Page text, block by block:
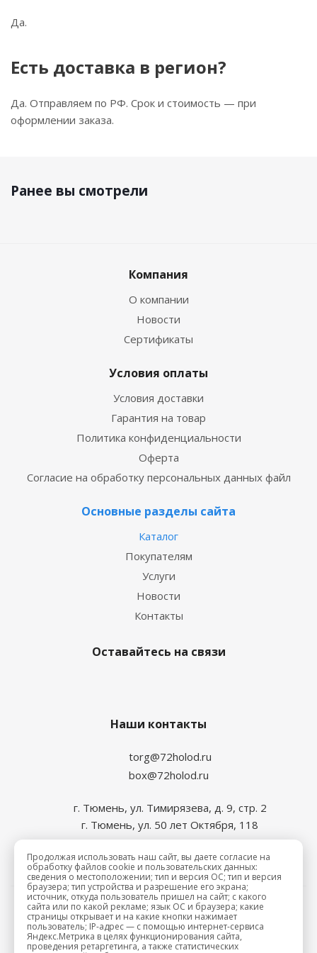
Да.
Есть доставка в регион?
Да. Отправляем по РФ. Срок и стоимость — при
оформлении заказа.
Ранее вы смотрели
Компания
О компании
Новости
Сертификаты
Условия оплаты
Условия доставки
Гарантия на товар
Политика конфиденциальности
Оферта
Согласие на обработку персональных данных файл
Основные разделы сайта
Каталог
Покупателям
Услуги
Новости
Контакты
Оставайтесь на связи
Наши контакты
torg@72holod.ru
box@72holod.ru
г. Тюмень, ул. Тимирязева, д. 9, стр. 2
г. Тюмень, ул. 50 лет Октября, 118
2026 © Промхолод-торг
Продолжая использовать наш сайт, вы даете согласие на
обработку файлов cookie и пользовательских данных:
сведения о местоположении; тип и версия ОС; тип и версия
браузера; тип устройства и разрешение его экрана;
источник, откуда пользователь пришел на сайт; с какого
сайта или по какой рекламе; язык ОС и браузера; какие
страницы открывает и на какие кнопки нажимает
пользователь; IP-адрес — с помощью интернет-сервиса
Яндекс.Метрика в целях функционирования сайта,
проведения ретаргетинга, а также статистических